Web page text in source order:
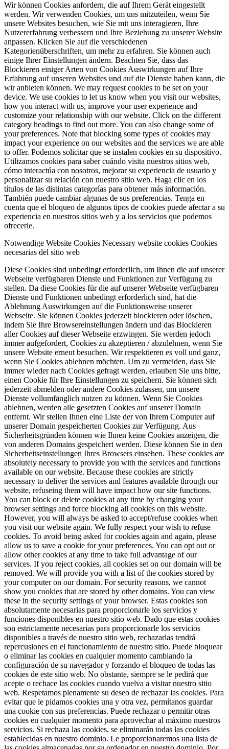
Wir können Cookies anfordern, die auf Ihrem Gerät eingestellt
werden. Wir verwenden Cookies, um uns mitzuteilen, wenn Sie
unsere Websites besuchen, wie Sie mit uns interagieren, Ihre
Nutzererfahrung verbessern und Ihre Beziehung zu unserer Website
anpassen. Klicken Sie auf die verschiedenen
Kategorienüberschriften, um mehr zu erfahren. Sie können auch
einige Ihrer Einstellungen ändern. Beachten Sie, dass das
Blockieren einiger Arten von Cookies Auswirkungen auf Ihre
Erfahrung auf unseren Websites und auf die Dienste haben kann, die
wir anbieten können. We may request cookies to be set on your
device. We use cookies to let us know when you visit our websites,
how you interact with us, improve your user experience and
customize your relationship with our website. Click on the different
category headings to find out more. You can also change some of
your preferences. Note that blocking some types of cookies may
impact your experience on our websites and the services we are able
to offer. Podemos solicitar que se instalen cookies en su dispositivo.
Utilizamos cookies para saber cuándo visita nuestros sitios web,
cómo interactúa con nosotros, mejorar su experiencia de usuario y
personalizar su relación con nuestro sitio web. Haga clic en los
títulos de las distintas categorías para obtener más información.
También puede cambiar algunas de sus preferencias. Tenga en
cuenta que el bloqueo de algunos tipos de cookies puede afectar a su
experiencia en nuestros sitios web y a los servicios que podemos
ofrecerle.
Notwendige Website Cookies Necessary website cookies Cookies
necesarias del sitio web
Diese Cookies sind unbedingt erforderlich, um Ihnen die auf unserer
Webseite verfügbaren Dienste und Funktionen zur Verfügung zu
stellen. Da diese Cookies für die auf unserer Webseite verfügbaren
Dienste und Funktionen unbedingt erforderlich sind, hat die
Ablehnung Auswirkungen auf die Funktionsweise unserer
Webseite. Sie können Cookies jederzeit blockieren oder löschen,
indem Sie Ihre Browsereinstellungen ändern und das Blockieren
aller Cookies auf dieser Webseite erzwingen. Sie werden jedoch
immer aufgefordert, Cookies zu akzeptieren / abzulehnen, wenn Sie
unsere Website erneut besuchen. Wir respektieren es voll und ganz,
wenn Sie Cookies ablehnen möchten. Um zu vermeiden, dass Sie
immer wieder nach Cookies gefragt werden, erlauben Sie uns bitte,
einen Cookie für Ihre Einstellungen zu speichern. Sie können sich
jederzeit abmelden oder andere Cookies zulassen, um unsere
Dienste vollumfänglich nutzen zu können. Wenn Sie Cookies
ablehnen, werden alle gesetzten Cookies auf unserer Domain
entfernt. Wir stellen Ihnen eine Liste der von Ihrem Computer auf
unserer Domain gespeicherten Cookies zur Verfügung. Aus
Sicherheitsgründen können wie Ihnen keine Cookies anzeigen, die
von anderen Domains gespeichert werden. Diese können Sie in den
Sicherheitseinstellungen Ihres Browsers einsehen. These cookies are
absolutely necessary to provide you with the services and functions
available on our website. Because these cookies are strictly
necessary to deliver the services and features available through our
website, refuseing them will have impact how our site functions.
You can block or delete cookies at any time by changing your
browser settings and force blocking all cookies on this website.
However, you will always be asked to accept/refuse cookies when
you visit our website again. We fully respect your wish to refuse
cookies. To avoid being asked for cookies again and again, please
allow us to save a cookie for your preferences. You can opt out or
allow other cookies at any time to take full advantage of our
services. If you reject cookies, all cookies set on our domain will be
removed. We will provide you with a list of the cookies stored by
your computer on our domain. For security reasons, we cannot
show you cookies that are stored by other domains. You can view
these in the security settings of your browser. Estas cookies son
absolutamente necesarias para proporcionarle los servicios y
funciones disponibles en nuestro sitio web. Dado que estas cookies
son estrictamente necesarias para proporcionarle los servicios
disponibles a través de nuestro sitio web, rechazarlas tendrá
repercusiones en el funcionamiento de nuestro sitio. Puede bloquear
o eliminar las cookies en cualquier momento cambiando la
configuración de su navegador y forzando el bloqueo de todas las
cookies de este sitio web. No obstante, siempre se le pedirá que
acepte o rechace las cookies cuando vuelva a visitar nuestro sitio
web. Respetamos plenamente su deseo de rechazar las cookies. Para
evitar que le pidamos cookies una y otra vez, permítanos guardar
una cookie con sus preferencias. Puede rechazar o permitir otras
cookies en cualquier momento para aprovechar al máximo nuestros
servicios. Si rechaza las cookies, se eliminarán todas las cookies
establecidas en nuestro dominio. Le proporcionaremos una lista de